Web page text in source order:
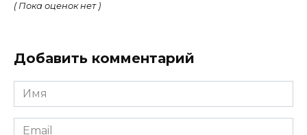
( Пока оценок нет )
Добавить комментарий
Имя
Email